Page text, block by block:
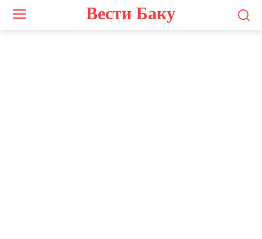
Вести Баку